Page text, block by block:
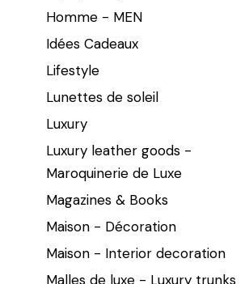
Homme - MEN
Idées Cadeaux
Lifestyle
Lunettes de soleil
Luxury
Luxury leather goods -
Maroquinerie de Luxe
Magazines & Books
Maison - Décoration
Maison - Interior decoration
Malles de luxe - Luxury trunks